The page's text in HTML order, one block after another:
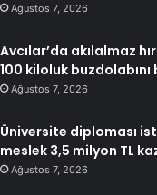
Ağustos 7, 2026
Avcılar’da akılalmaz
100 kiloluk buzdolabını
Ağustos 7, 2026
Üniversite diploması
meslek 3,5 milyon TL
Ağustos 7, 2026